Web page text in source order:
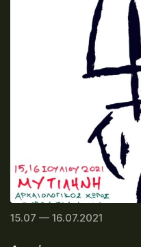
15.07 — 16.07.2021